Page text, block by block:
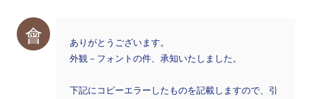
會
ありがとうございます。
外観－フォントの件、承知いたしました。
下記にコピーエラーしたものを記載しますので、引